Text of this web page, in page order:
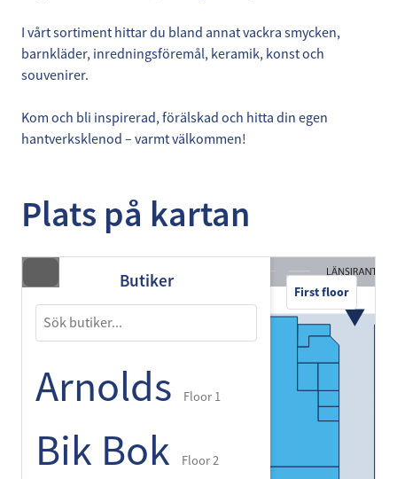
I vårt sortiment hittar du bland annat vackra smycken,
barnkläder, inredningsföremål, keramik, konst och
souvenirer.
Kom och bli inspirerad, förälskad och hitta din egen
hantverksklenod – varmt välkommen!
Plats på kartan
Butiker
Arnolds Floor 1
Bik Bok Floor 2
First floor